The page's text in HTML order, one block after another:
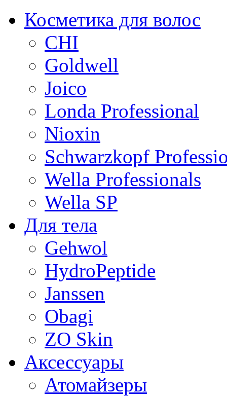
Косметика для волос
CHI
Goldwell
Joico
Londa Professional
Nioxin
Schwarzkopf
Wella Professionals
Wella SP
Для тела
Gehwol
HydroPeptide
Janssen
Obagi
ZO Skin
Aксессуары
Атомайзеры